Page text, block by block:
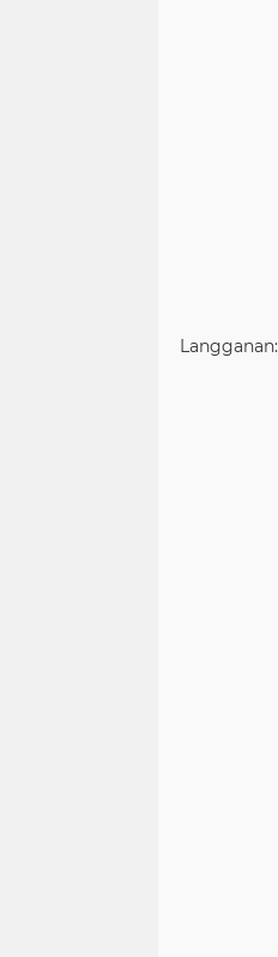
Langganan: